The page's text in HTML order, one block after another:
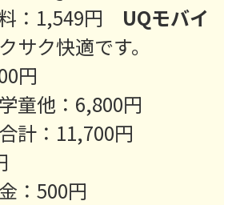
：1,549円 UQモバイ
サク快適です。
円
童他：6,800円
計：11,700円
：500円